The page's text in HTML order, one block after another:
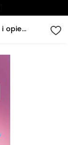
Autyzm. Poradnik dla rodziców i opiekunów (plik audio)